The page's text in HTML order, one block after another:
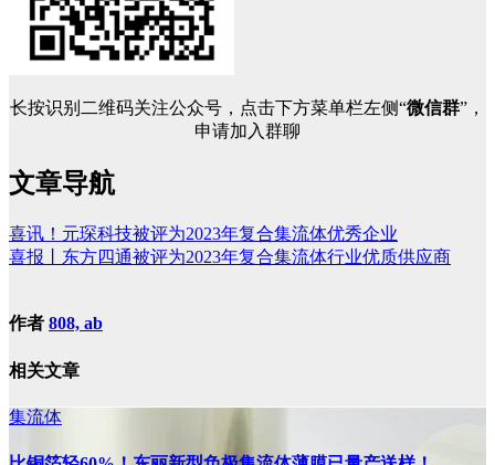
长按识别二维码关注公众号，点击下方菜单栏左侧“微信群”，
申请加入群聊
文章导航
喜讯！元琛科技被评为2023年复合集流体优秀企业
喜报丨东方四通被评为2023年复合集流体行业优质供应商
作者 808, ab
相关文章
集流体